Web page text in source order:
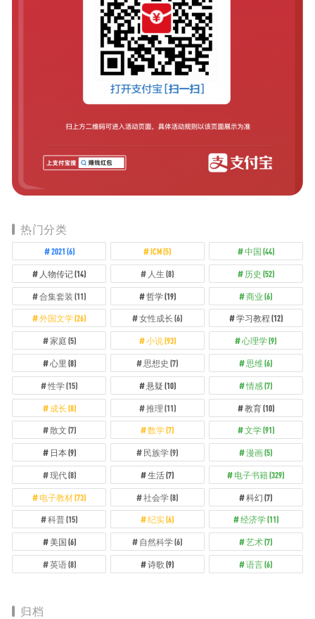
热门分类
2021 (6) ICM(5) 中国 (44)
人物传记(14) 人生 (8) 历史 (52)
合集套装 (11) 哲学(19) 商业 (6)
外国文学(26) 女性成长 (6) 学习教程 (12)
家庭 (5) 小说(93) 心理学(9)
心里 (8) 思想史 (7) 思维(6)
性学(15) 悬疑 (10) 情感(7)
成长 (8) 推理 (11) 教育(10)
散文 (7) 数学(7) 文学(91)
日本(9) 民族学(9) 漫画(5)
现代(8) 生活(7) 电子书籍(329)
电子教材(73) 社会学(8) 科幻 (7)
科普(15) 纪实(6) 经济学(11)
美国 (6) 自然科学(6) 艺术(7)
英语(8) 诗歌 (9) 语言(6)
归档